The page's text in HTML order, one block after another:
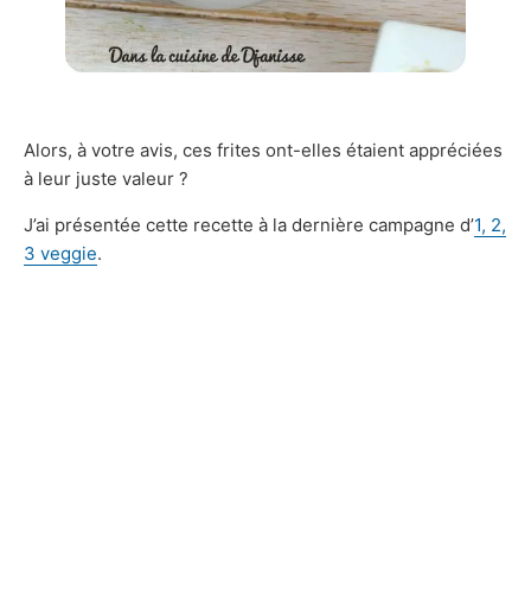
Alors, à votre avis, ces frites ont-elles étaient appréciées
à leur juste valeur ?
J’ai présentée cette recette à la dernière campagne d’1, 2,
3 veggie.